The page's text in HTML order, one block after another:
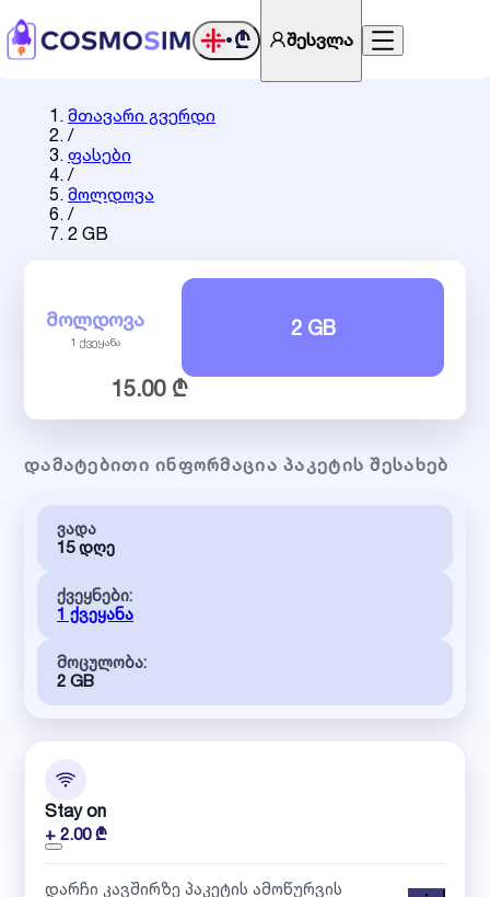
•₾ შესვლა
მთავარი გვერდი
/
ფასები
/
მოლდოვა
/
2 GB
ᲛᲝᲚᲓᲝᲕᲐ
1 ქვეყანა
2 GB
15.00 ₾
ᲓᲐᲛᲐᲢᲔᲑᲘᲗᲘ ᲘᲜᲤᲝᲠᲛᲐᲪᲘᲐ ᲞᲐᲙᲔᲢᲘᲡ ᲨᲔᲡᲐᲮᲔᲑ
ვადა
15 დღე
ქვეყნები:
1 ქვეყანა
მოცულობა:
2 GB
Stay on
+ 2.00 ₾
დარჩი კავშირზე პაკეტის ამოწურვის